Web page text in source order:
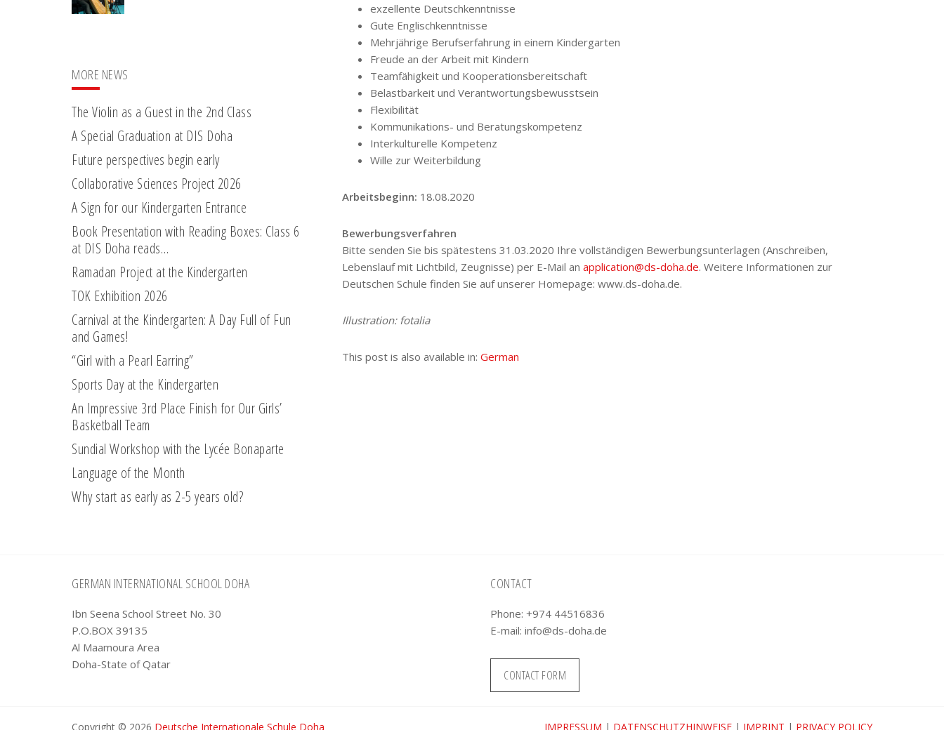
exzellente Deutschkenntnisse
Gute Englischkenntnisse
Mehrjährige Berufserfahrung in einem Kindergarten
Freude an der Arbeit mit Kindern
Teamfähigkeit und Kooperationsbereitschaft
Belastbarkeit und Verantwortungsbewusstsein
Flexibilität
Kommunikations- und Beratungskompetenz
Interkulturelle Kompetenz
Wille zur Weiterbildung
Arbeitsbeginn: 18.08.2020
Bewerbungsverfahren
Bitte senden Sie bis spätestens 31.03.2020 Ihre vollständigen Bewerbungsunterlagen (Anschreiben,
Lebenslauf mit Lichtbild, Zeugnisse) per E-Mail an application@ds-doha.de. Weitere Informationen zur
Deutschen Schule finden Sie auf unserer Homepage: www.ds-doha.de.
Illustration: fotalia
This post is also available in: German
MORE NEWS
The Violin as a Guest in the 2nd Class
A Special Graduation at DIS Doha
Future perspectives begin early
Collaborative Sciences Project 2026
A Sign for our Kindergarten Entrance
Book Presentation with Reading Boxes: Class 6
at DIS Doha reads…
Ramadan Project at the Kindergarten
TOK Exhibition 2026
Carnival at the Kindergarten: A Day Full of Fun
and Games!
“Girl with a Pearl Earring”
Sports Day at the Kindergarten
An Impressive 3rd Place Finish for Our Girls’
Basketball Team
Sundial Workshop with the Lycée Bonaparte
Language of the Month
Why start as early as 2-5 years old?
GERMAN INTERNATIONAL SCHOOL DOHA
Ibn Seena School Street No. 30
P.O.BOX 39135
Al Maamoura Area
Doha-State of Qatar
CONTACT
Phone: +974 44516836
E-mail:info@ds-doha.de
CONTACT FORM
Copyright © 2026 Deutsche Internationale Schule Doha IMPRESSUM | DATENSCHUTZHINWEISE | IMPRINT | PRIVACY POLICY